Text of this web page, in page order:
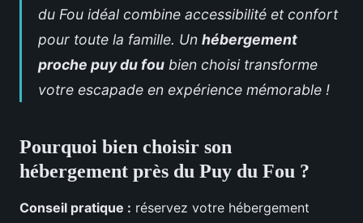
du Fou idéal combine accessibilité et confort
pour toute la famille. Un hébergement
proche puy du fou bien choisi transforme
votre escapade en expérience mémorable !
Pourquoi bien choisir son
hébergement près du Puy du Fou ?
Conseil pratique : réservez votre hébergement